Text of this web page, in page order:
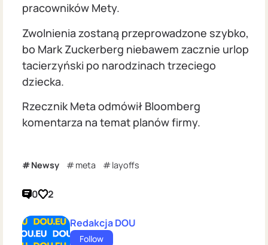
pracowników Mety.
Zwolnienia zostaną przeprowadzone szybko,
bo Mark Zuckerberg niebawem zacznie urlop
tacierzyński po narodzinach trzeciego
dziecka.
Rzecznik Meta odmówił Bloomberg
komentarza na temat planów firmy.
Newsy meta layoffs
0 2
Redakcja DOU
Follow